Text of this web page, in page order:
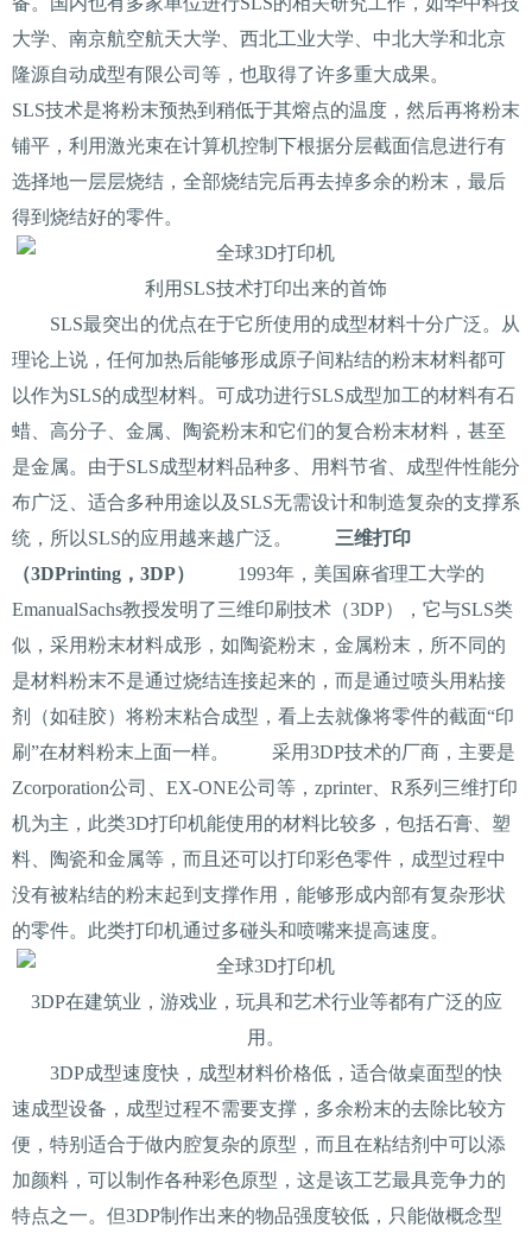
大学、南京航空航天大学、西北工业大学、中北大学和北京
隆源自动成型有限公司等，也取得了许多重大成果。
SLS技术是将粉末预热到稍低于其熔点的温度，然后再将粉末
铺平，利用激光束在计算机控制下根据分层截面信息进行有
选择地一层层烧结，全部烧结完后再去掉多余的粉末，最后
得到烧结好的零件。
利用SLS技术打印出来的首饰
SLS最突出的优点在于它所使用的成型材料十分广泛。从
理论上说，任何加热后能够形成原子间粘结的粉末材料都可
以作为SLS的成型材料。可成功进行SLS成型加工的材料有石
蜡、高分子、金属、陶瓷粉末和它们的复合粉末材料，甚至
是金属。由于SLS成型材料品种多、用料节省、成型件性能分
布广泛、适合多种用途以及SLS无需设计和制造复杂的支撑系
统，所以SLS的应用越来越广泛。 三维打印
（3DPrinting，3DP）
1993年，美国麻省理工大学的
EmanualSachs教授发明了三维印刷技术（3DP），它与SLS类
似，采用粉末材料成形，如陶瓷粉末，金属粉末，所不同的
是材料粉末不是通过烧结连接起来的，而是通过喷头用粘接
剂（如硅胶）将粉末粘合成型，看上去就像将零件的截面“印
刷”在材料粉末上面一样。 采用3DP技术的厂商，主要是
Zcorporation公司、EX-ONE公司等，zprinter、R系列三维打印
机为主，此类3D打印机能使用的材料比较多，包括石膏、塑
料、陶瓷和金属等，而且还可以打印彩色零件，成型过程中
没有被粘结的粉末起到支撑作用，能够形成内部有复杂形状
的零件。此类打印机通过多碰头和喷嘴来提高速度。
3DP在建筑业，游戏业，玩具和艺术行业等都有广泛的应
用。
3DP成型速度快，成型材料价格低，适合做桌面型的快
速成型设备，成型过程不需要支撑，多余粉末的去除比较方
便，特别适合于做内腔复杂的原型，而且在粘结剂中可以添
加颜料，可以制作各种彩色原型，这是该工艺最具竞争力的
特点之一。但3DP制作出来的物品强度较低，只能做概念型